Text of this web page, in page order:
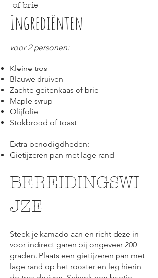
of brie.
Ingrediënten
voor 2 personen:
Kleine tros
Blauwe druiven
Zachte geitenkaas of brie
Maple syrup
Olijfolie
Stokbrood of toast
Extra benodigdheden:
Gietijzeren pan met lage rand
BEREIDINGSWI
JZE
Steek je kamado aan en richt deze in
voor indirect garen bij ongeveer 200
graden. Plaats een gietijzeren pan met
lage rand op het rooster en leg hierin